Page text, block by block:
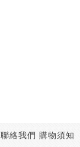
購物須知
聯絡我們